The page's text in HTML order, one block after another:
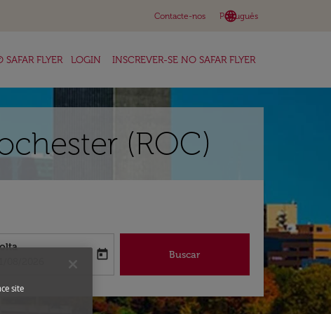
Contacte-nos language
Português
keyboard_arrow_down
FLYER LOGIN INSCREVER-SE NO SAFAR FLYER
(ROC)
booking-return-date-aria-label
today Buscar
site